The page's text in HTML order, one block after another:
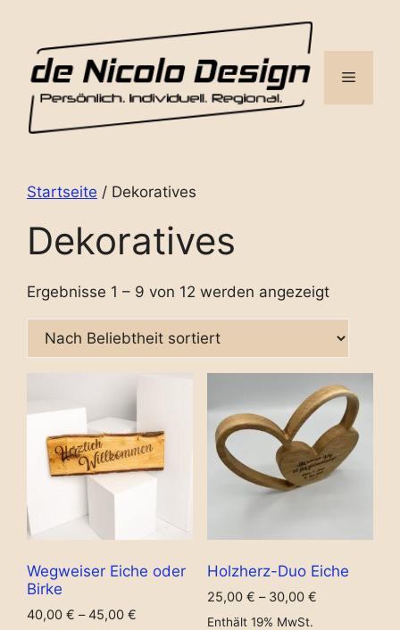
springen
Menü
Startseite / Dekoratives
Dekoratives
Ergebnisse 1 – 9 von 12 werden angezeigt
Wegweiser Eiche oder
Birke
40,00 € –45,00 €
Holzherz-Duo Eiche
25,00 € – 30,00 €
Enthält 19% MwSt.